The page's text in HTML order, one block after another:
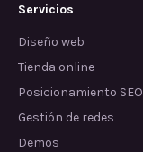
Servicios
Diseño web
Tienda online
Posicionamiento SEO
Gestión de redes
Demos